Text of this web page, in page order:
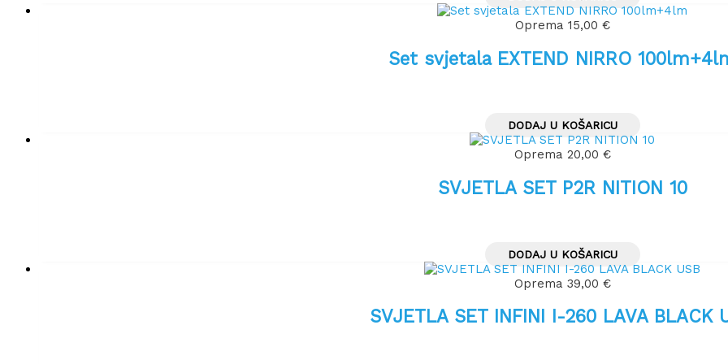
Oprema 15,00 €
Set svjetala EXTEND NIRRO
DODAJ U KOŠARICU
Oprema 20,00 €
SVJETLA SET P2R NITION 10
DODAJ U KOŠARICU
Oprema 39,00 €
SVJETLA SET INFINI I-260 LAVA BLACK